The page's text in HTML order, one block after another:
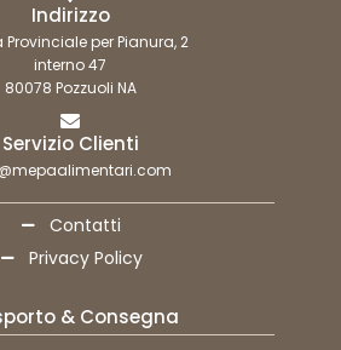
Indirizzo
Provinciale per Pianura, 2
interno 47
80078 Pozzuoli NA
Servizio Clienti
Contatti
Privacy Policy
& Consegna